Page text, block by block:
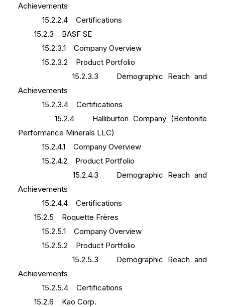
Achievements
15.2.2.4 Certifications
15.2.3 BASF SE
15.2.3.1 Company Overview
15.2.3.2 Product Portfolio
15.2.3.3 Demographic Reach and
Achievements
15.2.3.4 Certifications
15.2.4 Halliburton Company (Bentonite
Performance Minerals LLC)
15.2.4.1 Company Overview
15.2.4.2 Product Portfolio
15.2.4.3 Demographic Reach and
Achievements
15.2.4.4 Certifications
15.2.5 Roquette Frères
15.2.5.1 Company Overview
15.2.5.2 Product Portfolio
15.2.5.3 Demographic Reach and
Achievements
15.2.5.4 Certifications
15.2.6 Kao Corp.